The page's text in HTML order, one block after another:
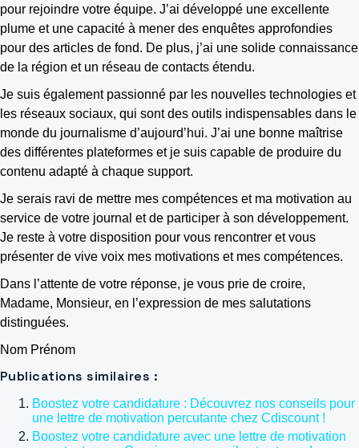
pour rejoindre votre équipe. J’ai développé une excellente
plume et une capacité à mener des enquêtes approfondies
pour des articles de fond. De plus, j’ai une solide connaissance
de la région et un réseau de contacts étendu.
Je suis également passionné par les nouvelles technologies et
les réseaux sociaux, qui sont des outils indispensables dans le
monde du journalisme d’aujourd’hui. J’ai une bonne maîtrise
des différentes plateformes et je suis capable de produire du
contenu adapté à chaque support.
Je serais ravi de mettre mes compétences et ma motivation au
service de votre journal et de participer à son développement.
Je reste à votre disposition pour vous rencontrer et vous
présenter de vive voix mes motivations et mes compétences.
Dans l’attente de votre réponse, je vous prie de croire,
Madame, Monsieur, en l’expression de mes salutations
distinguées.
Nom Prénom
Publications similaires :
Boostez votre candidature : Découvrez nos conseils pour
une lettre de motivation percutante chez Cdiscount !
Boostez votre candidature avec une lettre de motivation